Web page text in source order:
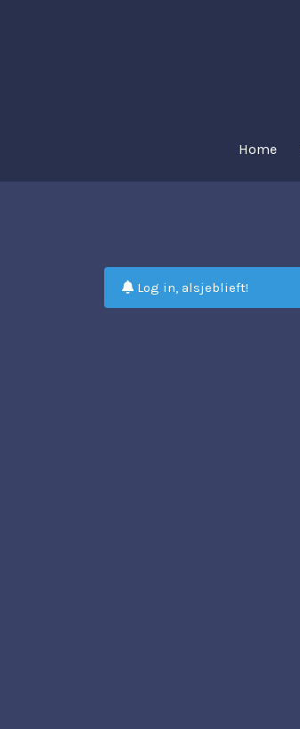
Home
Log in, alsjeblieft!